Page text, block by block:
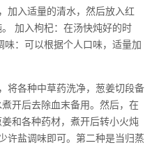
加入适量的清水，然后放入红
加入枸杞：在汤快炖好的时
：可以根据个人口味，适量加
将各种中草药洗净，葱姜切段备
开后去除血末备用。然后，在
和各种药材，煮开后转小火炖
许盐调味即可。第二种是当归蒸